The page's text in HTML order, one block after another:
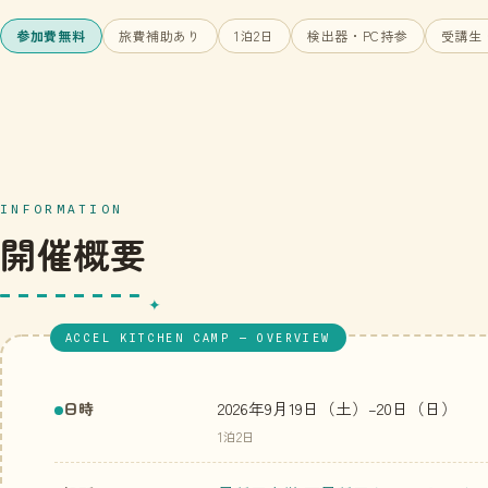
参加費無料 旅費補助あり 1泊2日 検出器・PC持参 受講生
INFORMATION
開催概要
ACCEL KITCHEN CAMP — OVERVIEW
日時 2026年9月19日（土）–20日（日）
1泊2日